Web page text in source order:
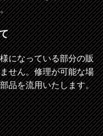
になっている部分の販
せん。修理が可能な場
品を流用いたします。